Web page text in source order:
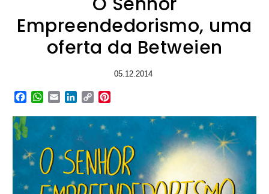
Empreendedorismo, uma
oferta da Betweien
05.12.2014
Facebook
WhatsApp
EmailLinkedIn
Copy